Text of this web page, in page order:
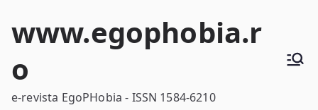
www.egophobia.r
o
e-revista EgoPHobia - ISSN 1584-6210